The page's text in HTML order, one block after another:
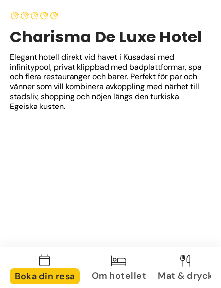
Charisma De Luxe Hotel
Elegant hotell direkt vid havet i Kusadasi med
infinitypool, privat klippbad med badplattformar, spa
och flera restauranger och barer. Perfekt för par och
vänner som vill kombinera avkoppling med närhet till
stadsliv, shopping och nöjen längs den turkiska
Egeiska kusten.
Boka din resa Om hotellet Mat & dryck